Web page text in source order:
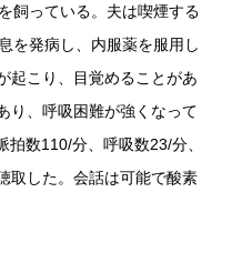
飼っている。夫は喫煙する
を発病し、内服薬を服用し
起こり、目覚めることがあ
り、呼吸困難が強くなって
数110/分、呼吸数23/分、
取した。会話は可能で酸素